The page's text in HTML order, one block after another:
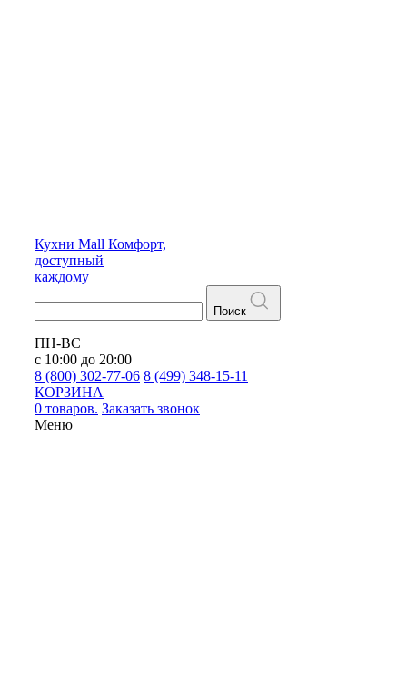
Кухни Mall Комфорт,
доступный
каждому
Поиск
ПН-ВС
с 10:00 до 20:00
8 (800) 302-77-06 8 (499) 348-15-11
КОРЗИНА
0 товаров. Заказать звонок
Меню